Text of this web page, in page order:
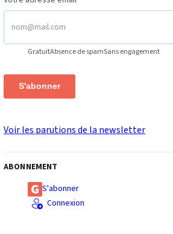
GratuitAbsence de spamSans engagement
S'abonner
Voir les parutions de la newsletter
ABONNEMENT
S'abonner
Connexion